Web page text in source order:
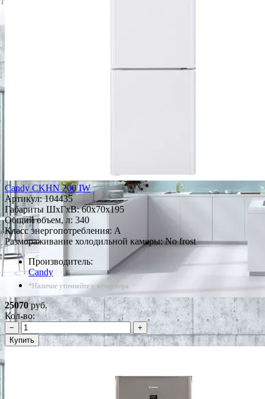
Candy CKHN 200 IW
Артикул:104435
Габариты ШxГxВ: 60x70x195
Общий объем, л: 340
Класс энергопотребления: A
Размораживание холодильной камеры: No frost
Производитель:
Candy
*Наличие уточняйте у менеджера
25070руб.
Кол-во:
−
+
Купить